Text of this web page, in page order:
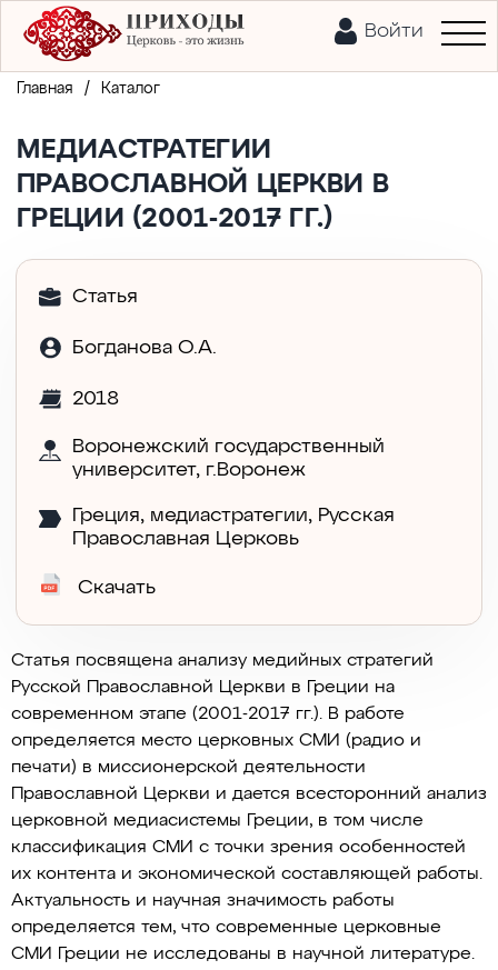
Войти
Главная / Каталог
МЕДИАСТРАТЕГИИ
ПРАВОСЛАВНОЙ ЦЕРКВИ В
ГРЕЦИИ (2001-2017 ГГ.)
Статья
Богданова О.А.
2018
Воронежский государственный
университет, г.Воронеж
Греция, медиастратегии, Русская
Православная Церковь
Скачать
Статья посвящена анализу медийных стратегий
Русской Православной Церкви в Греции на
современном этапе (2001-2017 гг.). В работе
определяется место церковных СМИ (радио и
печати) в миссионерской деятельности
Православной Церкви и дается всесторонний анализ
церковной медиасистемы Греции, в том числе
классификация СМИ с точки зрения особенностей
их контента и экономической составляющей работы.
Актуальность и научная значимость работы
определяется тем, что современные церковные
СМИ Греции не исследованы в научной литературе.